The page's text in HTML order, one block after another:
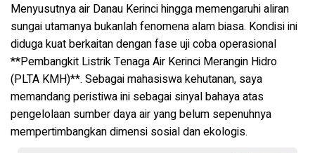
Menyusutnya air Danau Kerinci hingga memengaruhi aliran
sungai utamanya bukanlah fenomena alam biasa. Kondisi ini
diduga kuat berkaitan dengan fase uji coba operasional
**Pembangkit Listrik Tenaga Air Kerinci Merangin Hidro
(PLTA KMH)**. Sebagai mahasiswa kehutanan, saya
memandang peristiwa ini sebagai sinyal bahaya atas
pengelolaan sumber daya air yang belum sepenuhnya
mempertimbangkan dimensi sosial dan ekologis.